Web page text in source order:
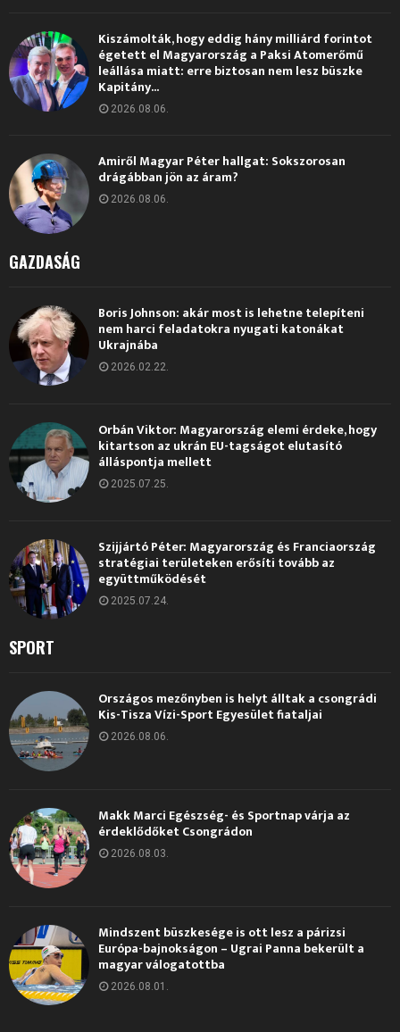
Kiszámolták, hogy eddig hány milliárd forintot
égetett el Magyarország a Paksi Atomerőmű
leállása miatt: erre biztosan nem lesz büszke
Kapitány...
2026.08.06.
Amiről Magyar Péter hallgat: Sokszorosan
drágábban jön az áram?
2026.08.06.
GAZDASÁG
Boris Johnson: akár most is lehetne telepíteni
nem harci feladatokra nyugati katonákat
Ukrajnába
2026.02.22.
Orbán Viktor: Magyarország elemi érdeke, hogy
kitartson az ukrán EU-tagságot elutasító
álláspontja mellett
2025.07.25.
Szijjártó Péter: Magyarország és Franciaország
stratégiai területeken erősíti tovább az
együttműködését
2025.07.24.
SPORT
Országos mezőnyben is helyt álltak a csongrádi
Kis-Tisza Vízi-Sport Egyesület fiataljai
2026.08.06.
Makk Marci Egészség- és Sportnap várja az
érdeklődőket Csongrádon
2026.08.03.
Mindszent büszkesége is ott lesz a párizsi
Európa-bajnokságon – Ugrai Panna bekerült a
magyar válogatottba
2026.08.01.